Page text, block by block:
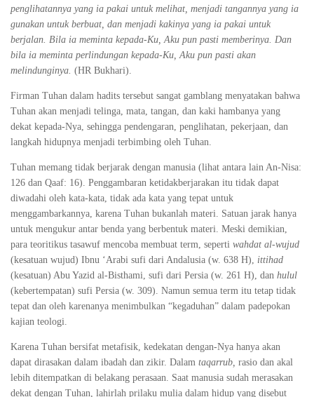
penglihatannya yang ia pakai untuk melihat, menjadi tangannya yang ia
gunakan untuk berbuat, dan menjadi kakinya yang ia pakai untuk
berjalan. Bila ia meminta kepada-Ku, Aku pun pasti memberinya. Dan
bila ia meminta perlindungan kepada-Ku, Aku pun pasti akan
melindunginya. (HR Bukhari).
Firman Tuhan dalam hadits tersebut sangat gamblang menyatakan bahwa
Tuhan akan menjadi telinga, mata, tangan, dan kaki hambanya yang
dekat kepada-Nya, sehingga pendengaran, penglihatan, pekerjaan, dan
langkah hidupnya menjadi terbimbing oleh Tuhan.
Tuhan memang tidak berjarak dengan manusia (lihat antara lain An-Nisa:
126 dan Qaaf: 16). Penggambaran ketidakberjarakan itu tidak dapat
diwadahi oleh kata-kata, tidak ada kata yang tepat untuk
menggambarkannya, karena Tuhan bukanlah materi. Satuan jarak hanya
untuk mengukur antar benda yang berbentuk materi. Meski demikian,
para teoritikus tasawuf mencoba membuat term, seperti wahdat al-wujud
(kesatuan wujud) Ibnu ‘Arabi sufi dari Andalusia (w. 638 H), ittihad
(kesatuan) Abu Yazid al-Bisthami, sufi dari Persia (w. 261 H), dan hulul
(kebertempatan) sufi Persia (w. 309). Namun semua term itu tetap tidak
tepat dan oleh karenanya menimbulkan “kegaduhan” dalam padepokan
kajian teologi.
Karena Tuhan bersifat metafisik, kedekatan dengan-Nya hanya akan
dapat dirasakan dalam ibadah dan zikir. Dalam taqarrub, rasio dan akal
lebih ditempatkan di belakang perasaan. Saat manusia sudah merasakan
dekat dengan Tuhan, lahirlah prilaku mulia dalam hidup yang disebut